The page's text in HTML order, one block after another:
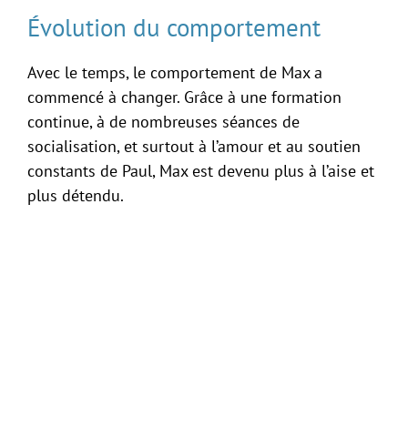
Évolution du comportement
Avec le temps, le comportement de Max a
commencé à changer. Grâce à une formation
continue, à de nombreuses séances de
socialisation, et surtout à l’amour et au soutien
constants de Paul, Max est devenu plus à l’aise et
plus détendu.